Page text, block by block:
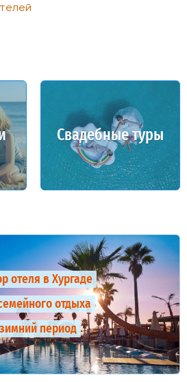
Свадебные туры
отеля в Хургаде
отдыха
период